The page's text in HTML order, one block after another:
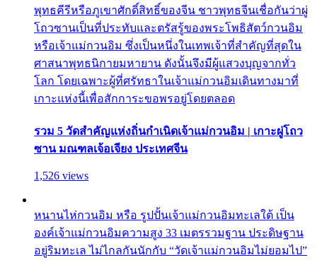
พุทธคีรีหรือภูเขาศักดิ์สิทธิ์ของจีน ชาวพุทธจีนเชื่อกันว่าผู่
โถวซานเป็นที่ประทับและตรัสรู้ของพระโพธิสัตว์กวนอิม
หรือเจ้าแม่กวนอิม ซึ่งเป็นหนึ่งในเทพเจ้าที่สำคัญที่สุดใน
ศาสนาพุทธนิกายมหายาน ดังนั้นจึงมีผู้แสวงบุญจากทั่ว
โลก โดยเฉพาะผู้ที่ศรัทธาในเจ้าแม่กวนอิมเดินทางมาที่
เกาะแห่งนี้เพื่อสักการะขอพรอยู่โดยตลอด
รวม 5 วัดสำคัญแห่งถิ่นกำเนิดเจ้าแม่กวนอิม | เกาะผู่โถว
ซาน มณฑลเจ้อเจียง ประเทศจีน
1,526 views
หนานไห่กวนอิม หรือ รูปปั้นเจ้าแม่กวนอิมทะเลใต้ เป็น
องค์เจ้าแม่กวนอิมความสูง 33 เมตรรวมฐาน ประดิษฐาน
อยู่ริมทะเล ไม่ไกลกันนักกับ “วัดเจ้าแม่กวนอิมไม่ยอมไป”